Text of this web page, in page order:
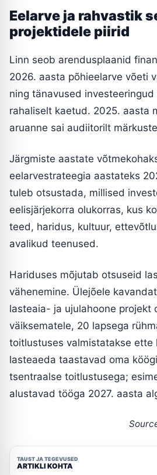
Eelarve ja rahvastik
projektidele piirid
Linn seob arendusplaanid
2026. aasta põhieelarve võeti
ning tänavused
rahaliselt kaetud. 2025. aasta
aruanne sai audiitorilt
Järgmiste aastate
eelarvestrateegia aastateks
tuleb otsustada, millised
eelisjärjekorra olukorras, kus
teed, haridus, kultuur,
avalikud teenused.
Hariduses mõjutab otsuseid
vähenemine. Ülejõele
lasteaia- ja ujulahoone projekt
väiksematele, 20 lapsega
toitlustuses valmistatakse ette
lasteaeda taastavad oma
tsentraalse toitlustusega;
alustavad tööga 2027. aasta
TAUST JA TEGEVUSED
ARTIKLI KOHTA